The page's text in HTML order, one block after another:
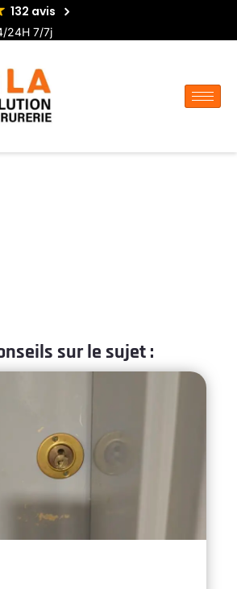
132 avis
24H 7/7j
sur le sujet :